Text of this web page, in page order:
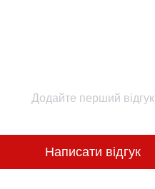
Додайте перший відгук
Написати відгук